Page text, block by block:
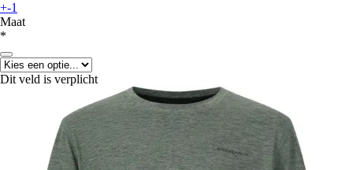
+-1
Maat
*
Dit veld is verplicht